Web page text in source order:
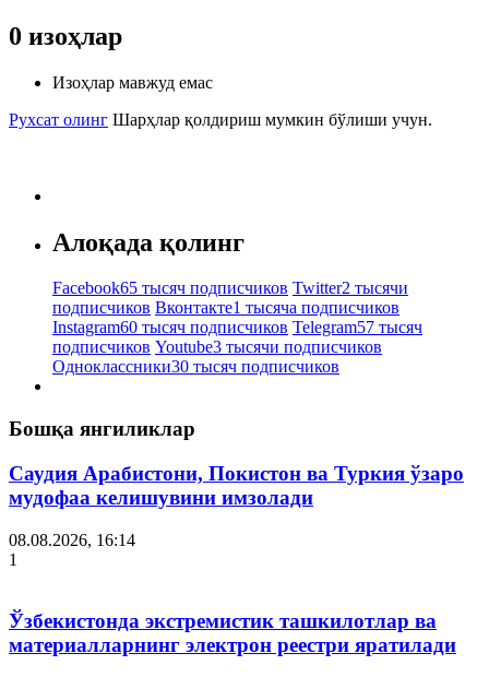
0 изоҳлар
Изоҳлар мавжуд емас
Рухсат олинг Шарҳлар қолдириш мумкин бўлиши учун.
Алоқада қолинг
Facebook65 тысяч подписчиков Twitter2 тысячи
подписчиков Вконтакте1 тысяча подписчиков
Instagram60 тысяч подписчиков Telegram57 тысяч
подписчиков Youtube3 тысячи подписчиков
Одноклассники30 тысяч подписчиков
Бошқа янгиликлар
Саудия Арабистони, Покистон ва Туркия ўзаро
мудофаа келишувини имзолади
08.08.2026, 16:14
1
Ўзбекистонда экстремистик ташкилотлар ва
материалларнинг электрон реестри яратилади